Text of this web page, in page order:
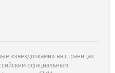
«звездочками» на страницах
официальным